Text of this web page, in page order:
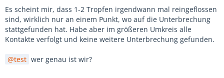
Es scheint mir, dass 1-2 Tropfen irgendwann mal reingeflossen
sind, wirklich nur an einem Punkt, wo auf die Unterbrechung
stattgefunden hat. Habe aber im größeren Umkreis alle
Kontakte verfolgt und keine weitere Unterbrechung gefunden.
test wer genau ist wir?